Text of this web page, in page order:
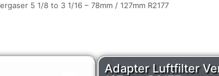
5 1/8 to 3 1/16 – 78mm / 127mm R2177
Adapter Luftfilter